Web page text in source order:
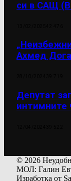
си в САЩ
Ахмед
Депутат
интимните
© 2026
МОЛ: Галин
Изработка от